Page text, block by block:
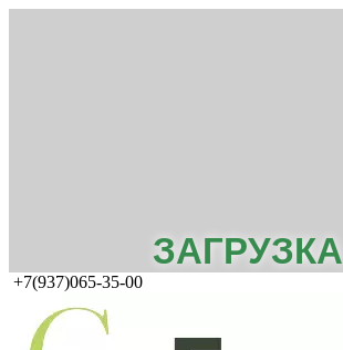
ЗАГРУЗКА
+7(937)065-35-00